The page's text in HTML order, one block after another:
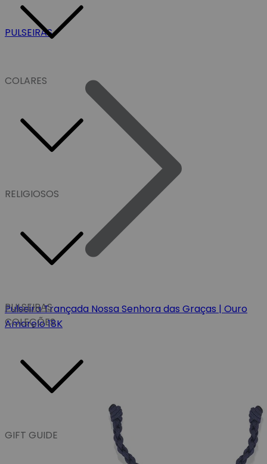
COLARES
RELIGIOSOS
PULSEIRAS
COLEÇÕES
GIFT GUIDE
PULSEIRAS
Pulseira Trançada Nossa Senhora das Graças | Ouro
Amarelo 18K